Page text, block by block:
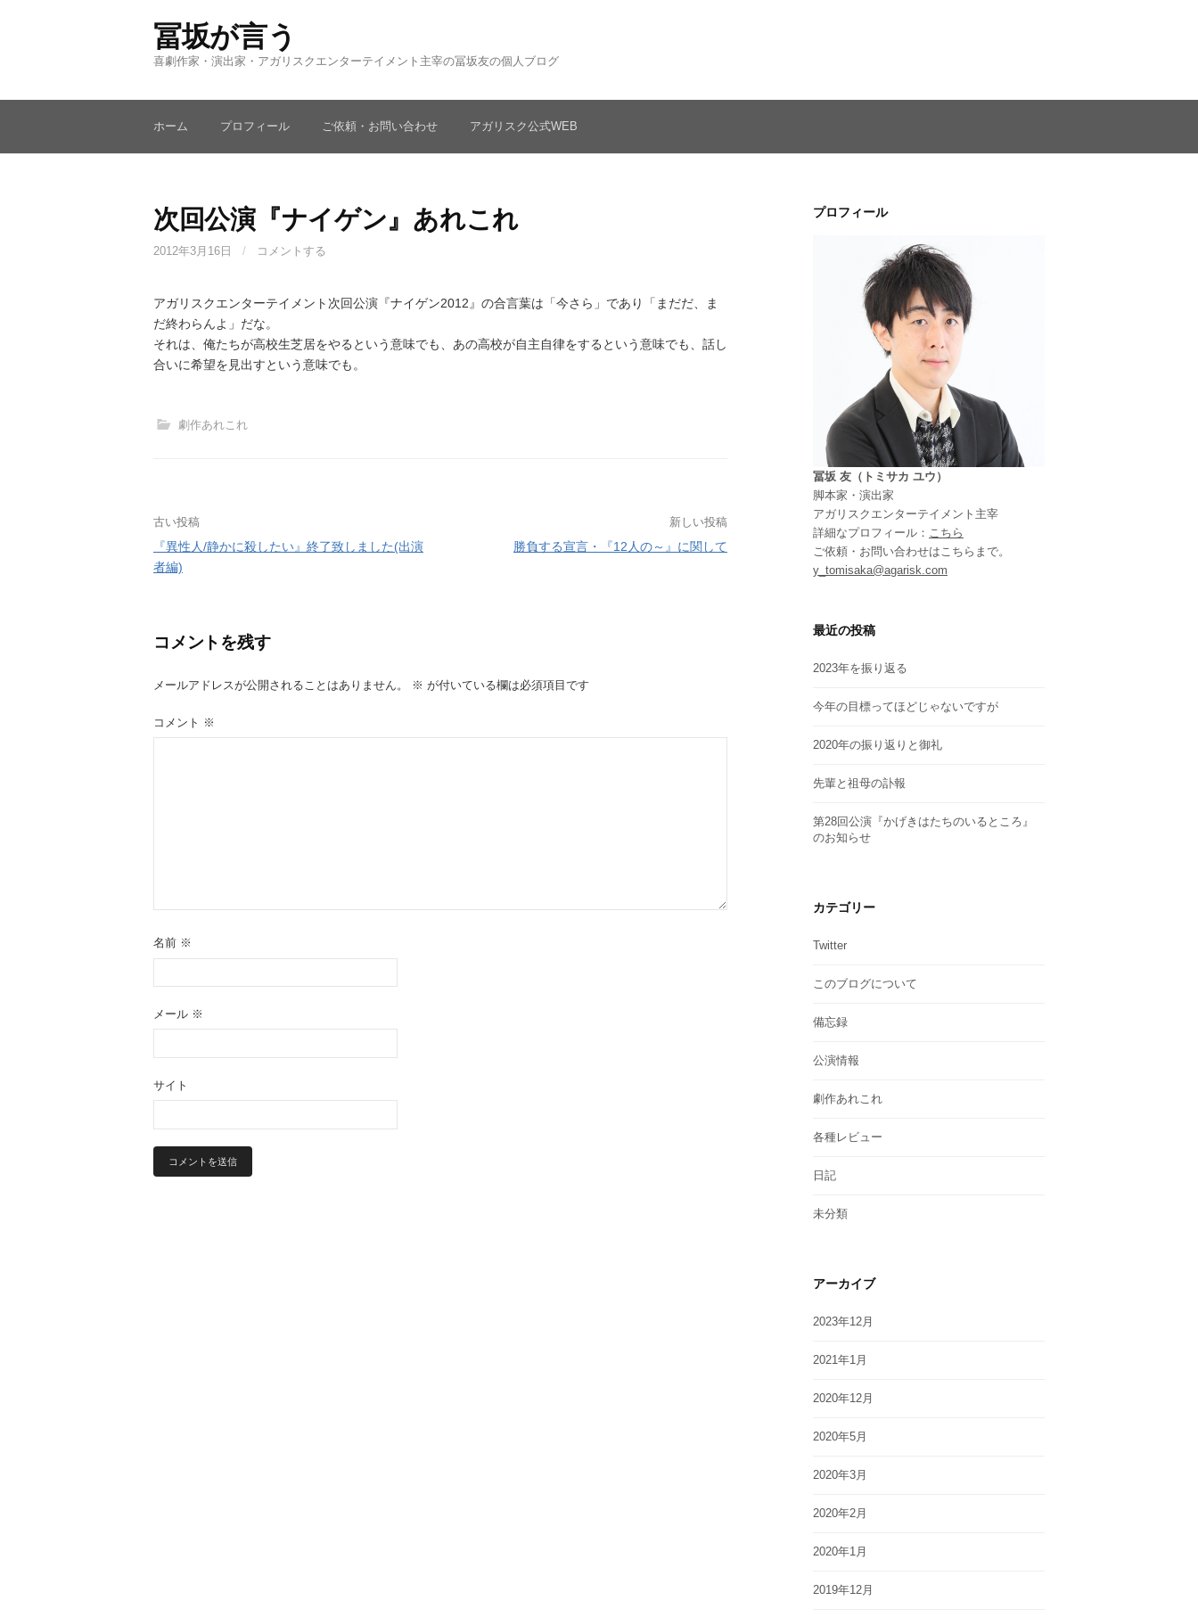
キ
冨坂が言う
喜劇作家・演出家・アガリスクエンターテイメント主宰の冨坂友の個人ブログ
ホーム プロフィール ご依頼・お問い合わせ アガリスク公式WEB
次回公演『ナイゲン』あれこれ
2012年3月16日 / コメントする
アガリスクエンターテイメント次回公演『ナイゲン2012』の合言葉は「今さら」であり「まだだ、ま
だ終わらんよ」だな。
それは、俺たちが高校生芝居をやるという意味でも、あの高校が自主自律をするという意味でも、話し
合いに希望を見出すという意味でも。
劇作あれこれ
投
稿
ビ
シ
古い投稿
『異性人/静かに殺したい』終了致しました(出演
者編)
新しい投稿
勝負する宣言・『12人の～』に関して
コメントを残す
メールアドレスが公開されることはありません。 ※ が付いている欄は必須項目です
コメント ※
名前 ※
メール ※
サイト
プロフィール
冨坂 友（トミサカ ユウ）
脚本家・演出家
アガリスクエンターテイメント主宰
詳細なプロフィール： こちら
ご依頼・お問い合わせはこちらまで。
y_tomisaka@agarisk.com
最近の投稿
2023年を振り返る
今年の目標ってほどじゃないですが
2020年の振り返りと御礼
先輩と祖母の訃報
第28回公演『かげきはたちのいるところ』
のお知らせ
カテゴリー
Twitter
このブログについて
備忘録
公演情報
劇作あれこれ
各種レビュー
日記
未分類
アーカイブ
2023年12月
2021年1月
2020年12月
2020年5月
2020年3月
2020年2月
2020年1月
2019年12月